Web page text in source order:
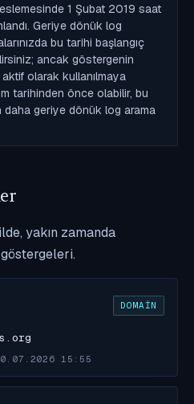
1 Şubat 2019 saat
Geriye dönük log
bu tarihi başlangıç
ancak göstergenin
aktif olarak kullanılmaya
tarihinden önce olabilir, bu
geriye dönük log arama
yakın zamanda
DOMAIN
15:55